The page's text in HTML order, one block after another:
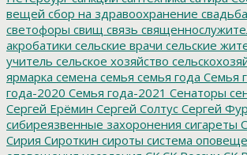
вещей сбор на здравоохранение свадьба
светофоры свищ связь
акробатики сельские врачи сельские
учитель сельское хозяйство
ярмарка семена семья семья года Семья
года-2020 Семья года-2021 Сенаторы
Сергей Ерёмин Сергей Солтус Сергей
сибиреязвенные захоронения сигареты
Сирия Сироткин сироты система